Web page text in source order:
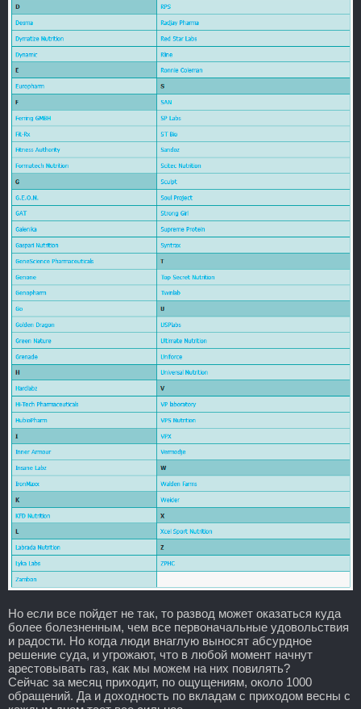
Но если все пойдет не так, то развод может оказаться куда
более болезненным, чем все первоначальные удовольствия
и радости. Но когда люди внаглую выносят абсурдное
решение суда, и угрожают, что в любой момент начнут
арестовывать газ, как мы можем на них повилять?
Сейчас за месяц приходит, по ощущениям, около 1000
обращений. Да и доходность по вкладам с приходом весны с